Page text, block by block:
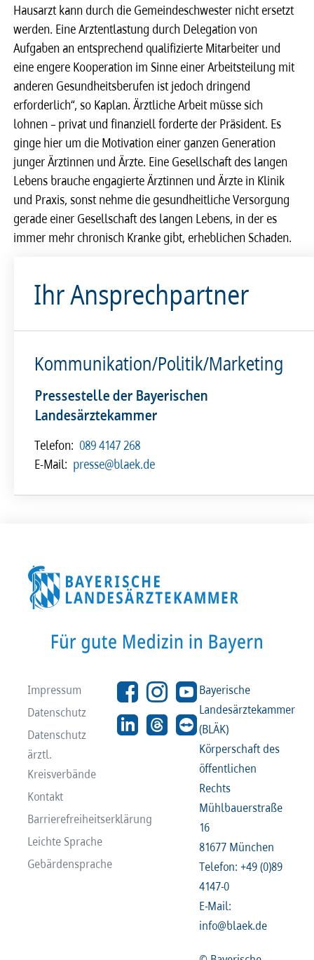
Hausarzt kann durch die Gemeindeschwester nicht ersetzt
werden. Eine Arztentlastung durch Delegation von
Aufgaben an entsprechend qualifizierte Mitarbeiter und
eine engere Kooperation im Sinne einer Arbeitsteilung mit
anderen Gesundheitsberufen ist jedoch dringend
erforderlich“, so Kaplan. Ärztliche Arbeit müsse sich
lohnen – privat und finanziell forderte der Präsident. Es
ginge hier um die Motivation einer ganzen Generation
junger Ärztinnen und Ärzte. Eine Gesellschaft des langen
Lebens brauche engagierte Ärztinnen und Ärzte in Klinik
und Praxis, sonst nehme die gesundheitliche Versorgung
gerade einer Gesellschaft des langen Lebens, in der es
immer mehr chronisch Kranke gibt, erheblichen Schaden.
Ihr Ansprechpartner
Kommunikation/Politik/Marketing
Pressestelle der Bayerischen
Landesärztekammer
Telefon: 089 4147 268
E-Mail: presse@blaek.de
Impressum
Datenschutz
Datenschutz
ärztl.
Kreisverbände
Kontakt
Barrierefreiheitserklärung
Leichte Sprache
Gebärdensprache
Bayerische
Landesärztekammer
(BLÄK)
Körperschaft des
öffentlichen
Rechts
Mühlbauerstraße
16
81677 München
Telefon: +49 (0)89
4147-0
E-Mail:
info@blaek.de